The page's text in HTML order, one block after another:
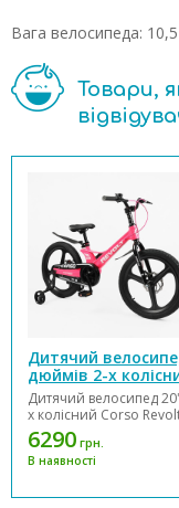
Вага велосипеда: 10,5
Товари,
Дитячий
дюймів 2-х
Revolt
Дитячий велосипед
х колісний Corso
рахунок магнієвої рами,
магнієвих дисків,
має дуже легку вагу, в
з велосипедами на
різниця приблизно
6290 грн.
В наявності